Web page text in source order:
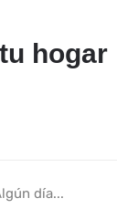
hogar
día...